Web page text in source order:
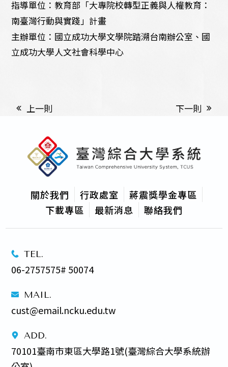
指導單位：教育部「大專院校轉型正義與人權教育：
南臺灣行動與實踐」計畫
主辦單位：國立成功大學文學院踏溯台南辦公室、國
立成功大學人文社會科學中心
上一則 下一則
關於我們 行政處室
蔣震獎學金專區
下載專區
最新消息 聯絡我們
TEL.
06-2757575# 50074
MAIL.
cust@email.ncku.edu.tw
ADD.
70101臺南市東區大學路1號(臺灣綜合大學系統辦